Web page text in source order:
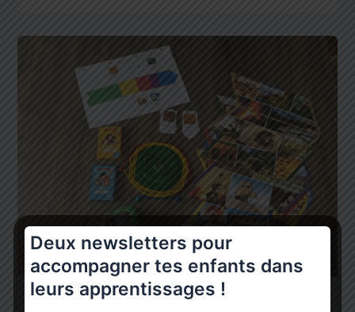
Jeux éducatifs - matériel pédagogique
Deux newsletters pour
accompagner tes enfants dans
leurs apprentissages !